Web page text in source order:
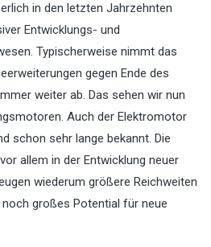
in den letzten Jahrzehnten
Entwicklungs- und
Typischerweise nimmt das
gegen Ende des
weiter ab. Das sehen wir nun
Auch der Elektromotor
schon sehr lange bekannt. Die
allem in der Entwicklung neuer
wiederum größere Reichweiten
großes Potential für neue